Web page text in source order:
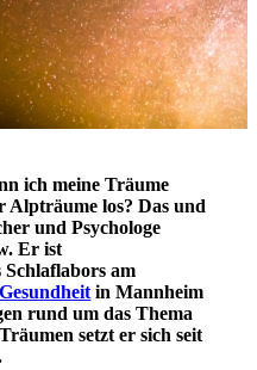
ich meine Träume
Alpträume los? Das und
und Psychologe
Er ist
Schlaflabors am
in Mannheim
rund um das Thema
setzt er sich seit